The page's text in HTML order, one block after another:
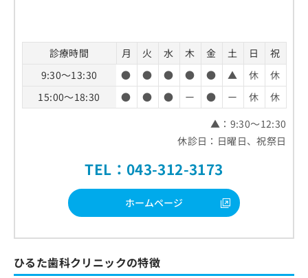
診療時間 月 火 水 木 金 土 日
祝
9:30～13:30
● ● ● ● ● ▲ 休
休
15:00～18:30
● ● ● ー ● ー 休
休
▲：9:30～12:30
休診日：日曜日、祝祭日
TEL：043-312-3173
ホームページ
ひるた歯科クリニックの特徴